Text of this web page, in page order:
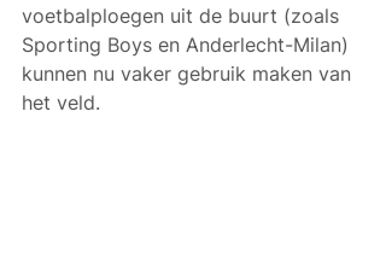
voetbalploegen uit de buurt (zoals
Sporting Boys en Anderlecht-Milan)
kunnen nu vaker gebruik maken van
het veld.